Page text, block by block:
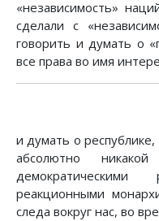
«независимость»
сделали с
говорить и думать о
все права во имя
и думать о
абсолютно
реакционными
следа вокруг нас, во